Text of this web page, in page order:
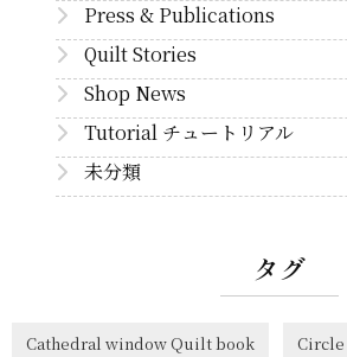
Press & Publications
Quilt Stories
Shop News
Tutorial チュートリアル
未分類
タグ
Cathedral window Quilt book